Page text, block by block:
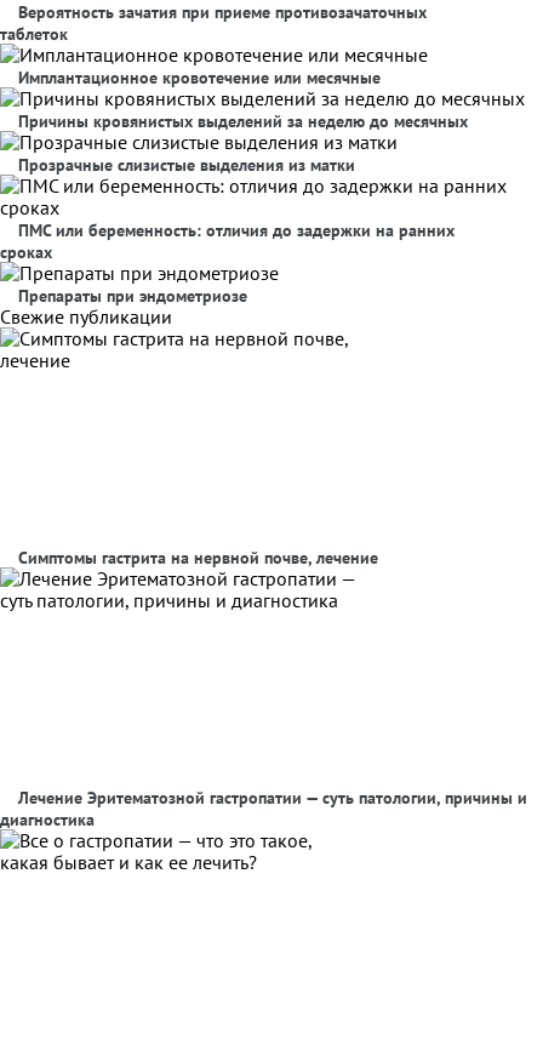
Вероятность зачатия при приеме противозачаточных
таблеток
Имплантационное кровотечение или месячные
Причины кровянистых выделений за неделю до месячных
Прозрачные слизистые выделения из матки
ПМС или беременность: отличия до задержки на ранних
сроках
Препараты при эндометриозе
Свежие публикации
Симптомы гастрита на нервной почве, лечение
Лечение Эритематозной гастропатии — суть патологии, причины и
диагностика